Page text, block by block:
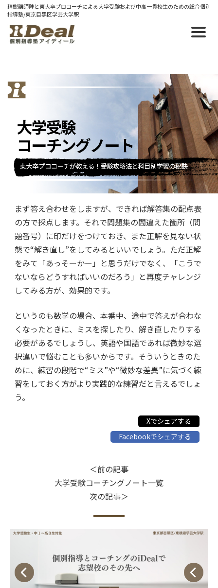
精鋭講師陣と東大卒プロコーチによる大学受験および中高一貫校生のための総合個別
指導塾/東京目黒区学芸大学駅
2010/12/23 木
センター対策演習／解き終わった後
センター試験科目の中でも英語・数学・国語は暗記と
いうより考えて解く部分が重視される科目です。過去
問等で演習し、慣れたり、時間配分を意識したりする
とは思いますが、解き終わった後の方法論について記
しておきます。
まず答え合わせをしますが、できれば解答集の配点表
の方で採点します。それで問題集の間違えた箇所（問
題番号）に印だけをつけておき、また正解を見ない状
態で“解き直し”をしてみるといいでしょう。ただ正解
をみて「あっそーかー」と思うだけでなく、「こうで
ないならどうすればいいのだろう」と再度チャレンジ
してみる方が、効果的です。
というのも数学の場合、本番中、途中で答えが合わな
くなったときに、ミスを探したり、解き直したりする
必要があるでしょうし、英語や国語であれば微妙な選
択違いで悩むことも多いからです。そういうときのた
めに、練習の段階で“ミス”や“微妙な差異”に気づく練
習をしておく方がより実践的な練習だと言えるでしょ
う。
Xでシェアする
Facebookでシェアする
＜前の記事
大学受験コーチングノート一覧
次の記事＞